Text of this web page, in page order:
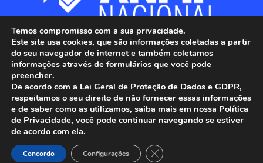
ANFIP - Associação Nacional dos Auditores
Fiscais da Receita Federal do Brasil.
Todos os Direitos Reservados.
Temos compromisso com a sua privacidade.
Este site usa cookies, que são informações coletadas a partir
do seu navegador de internet e também coletamos
informações através de formulários que você pode
preencher.
De acordo com a Lei Geral de Proteção de Dados e GDPR,
respeitamos o seu direito de não fornecer essas informações
e de saber como as utilizamos, saiba mais em nossa Política
de Privacidade, você pode continuar navegando se estiver
de acordo com ela.
Concordo Configurações Close GDPR Cookie Banner